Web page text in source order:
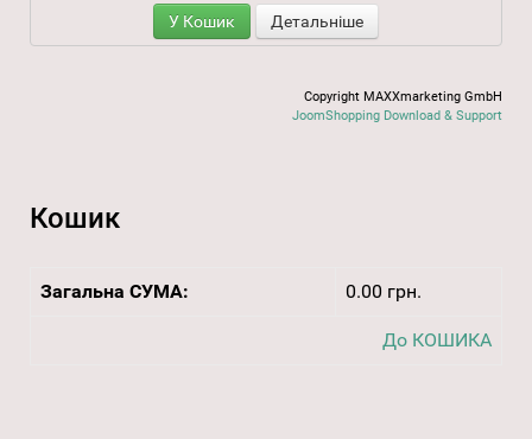
У Кошик Детальніше
Copyright MAXXmarketing GmbH
JoomShopping Download & Support
Кошик
Загальна СУМА: 0.00 грн.
До КОШИКА